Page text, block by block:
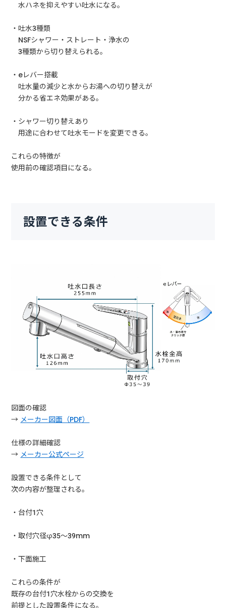
水ハネを抑えやすい吐水になる。
・吐水3種類
NSFシャワー・ストレート・浄水の
3種類から切り替えられる。
・eレバー搭載
吐水量の減少と水からお湯への切り替えが
分かる省エネ効果がある。
・シャワー切り替えあり
用途に合わせて吐水モードを変更できる。
これらの特徴が
使用前の確認項目になる。
設置できる条件
図面の確認
→ メーカー図面（PDF）
仕様の詳細確認
→ メーカー公式ページ
設置できる条件として
次の内容が整理される。
・台付1穴
・取付穴径φ35〜39mm
・下面施工
これらの条件が
既存の台付1穴水栓からの交換を
前提とした設置条件になる。